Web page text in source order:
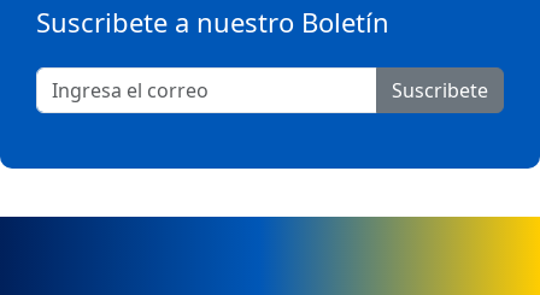
Suscribete a nuestro Boletín
Suscribete